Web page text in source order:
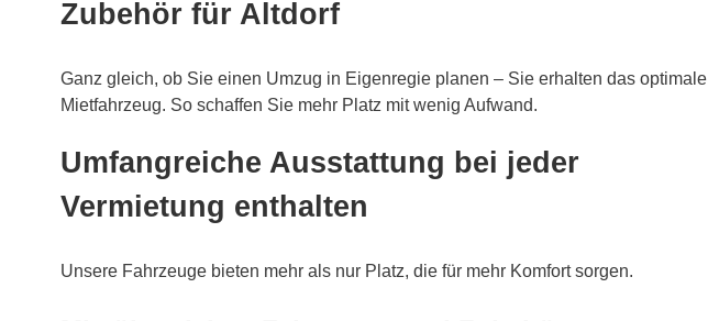
Zubehör für Altdorf
Ganz gleich, ob Sie einen Umzug in Eigenregie planen – Sie erhalten das optimale
Mietfahrzeug. So schaffen Sie mehr Platz mit wenig Aufwand.
Umfangreiche Ausstattung bei jeder
Vermietung enthalten
Unsere Fahrzeuge bieten mehr als nur Platz, die für mehr Komfort sorgen.